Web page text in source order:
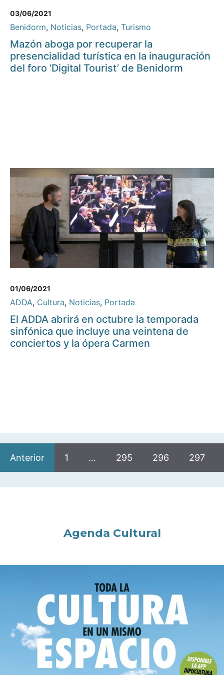
03/06/2021
Benidorm, Noticias, Portada, Turismo
Mazón aboga por recuperar la
presencialidad turística en la inauguración
del foro ‘Digital Tourist’ de Benidorm
01/06/2021
ADDA, Cultura, Noticias, Portada
El ADDA abrirá en octubre la temporada
sinfónica que incluye una veintena de
conciertos y la ópera Carmen
Anterior 1 … 295 296 297
Agenda Cultural